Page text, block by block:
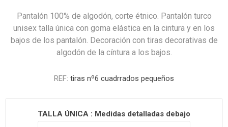
Pantalón 100% de algodón, corte étnico. Pantalón turco
unisex talla única con goma elástica en la cintura y en los
bajos de los pantalón. Decoración con tiras decorativas de
algodón de la cíntura a los bajos.
REF: tiras nº6 cuadrrados pequeños
TALLA ÚNICA : Medidas detalladas debajo.